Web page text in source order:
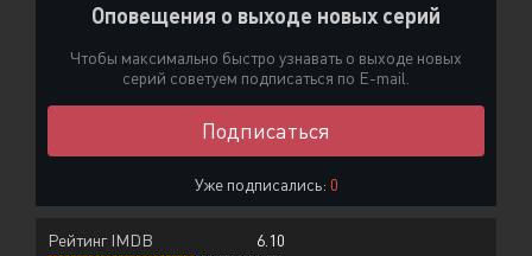
Оповещения о выходе новых серий
Чтобы максимально быстро узнавать о выходе новых
серий советуем подписаться по E-mail.
Подписаться
Уже подписались: 0
Рейтинг IMDB 6.10